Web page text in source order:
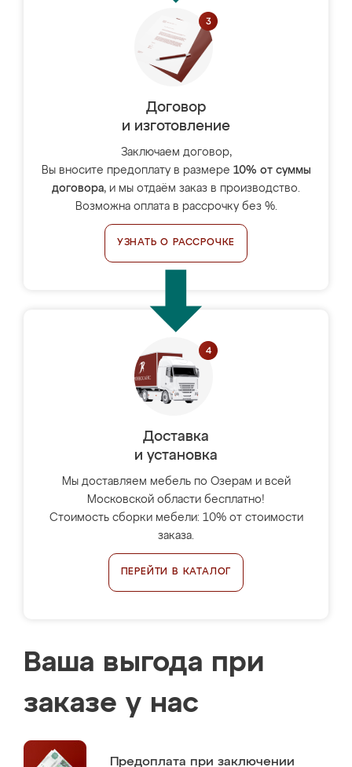
Договор
и изготовление
Заключаем договор,
Вы вносите предоплату в размере 10% от суммы
договора, и мы отдаём заказ в производство.
Возможна оплата в рассрочку без %.
УЗНАТЬ О РАССРОЧКЕ
Доставка
и установка
Мы доставляем мебель по Озерам и всей
Московской области бесплатно!
Стоимость сборки мебели: 10% от стоимости
заказа.
ПЕРЕЙТИ В КАТАЛОГ
Ваша выгода при
заказе у нас
Предоплата при заключении